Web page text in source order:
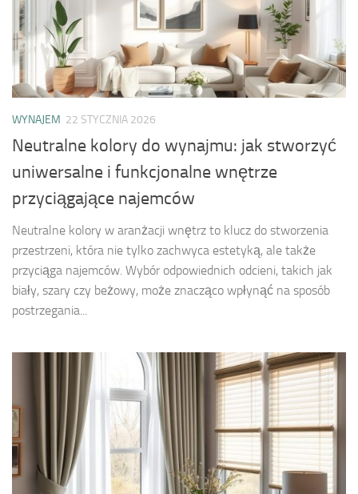
WYNAJEM 22 STYCZNIA 2026
Neutralne kolory do wynajmu: jak stworzyć
uniwersalne i funkcjonalne wnętrze
przyciągające najemców
Neutralne kolory w aranżacji wnętrz to klucz do stworzenia
przestrzeni, która nie tylko zachwyca estetyką, ale także
przyciąga najemców. Wybór odpowiednich odcieni, takich jak
biały, szary czy beżowy, może znacząco wpłynąć na sposób
postrzegania...